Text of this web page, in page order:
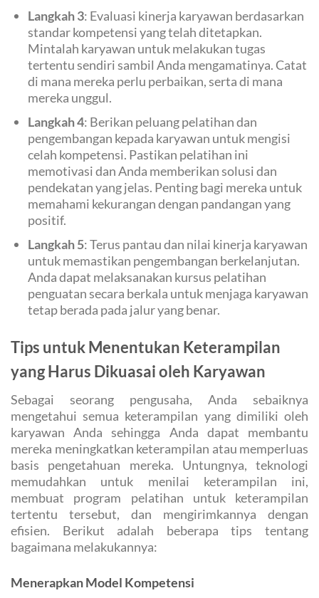
Langkah 3: Evaluasi kinerja karyawan berdasarkan
standar kompetensi yang telah ditetapkan.
Mintalah karyawan untuk melakukan tugas
tertentu sendiri sambil Anda mengamatinya. Catat
di mana mereka perlu perbaikan, serta di mana
mereka unggul.
Langkah 4: Berikan peluang pelatihan dan
pengembangan kepada karyawan untuk mengisi
celah kompetensi. Pastikan pelatihan ini
memotivasi dan Anda memberikan solusi dan
pendekatan yang jelas. Penting bagi mereka untuk
memahami kekurangan dengan pandangan yang
positif.
Langkah 5: Terus pantau dan nilai kinerja karyawan
untuk memastikan pengembangan berkelanjutan.
Anda dapat melaksanakan kursus pelatihan
penguatan secara berkala untuk menjaga karyawan
tetap berada pada jalur yang benar.
Tips untuk Menentukan Keterampilan
yang Harus Dikuasai oleh Karyawan
Sebagai seorang pengusaha, Anda sebaiknya
mengetahui semua keterampilan yang dimiliki oleh
karyawan Anda sehingga Anda dapat membantu
mereka meningkatkan keterampilan atau memperluas
basis pengetahuan mereka. Untungnya, teknologi
memudahkan untuk menilai keterampilan ini,
membuat program pelatihan untuk keterampilan
tertentu tersebut, dan mengirimkannya dengan
efisien. Berikut adalah beberapa tips tentang
bagaimana melakukannya:
Menerapkan Model Kompetensi